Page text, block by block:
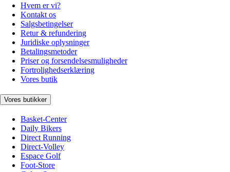
Hvem er vi?
Kontakt os
Salgsbetingelser
Retur & refundering
Juridiske oplysninger
Betalingsmetoder
Priser og forsendelsesmuligheder
Fortrolighedserklæring
Vores butik
Vores butikker
Basket-Center
Daily Bikers
Direct Running
Direct-Volley
Espace Golf
Foot-Store